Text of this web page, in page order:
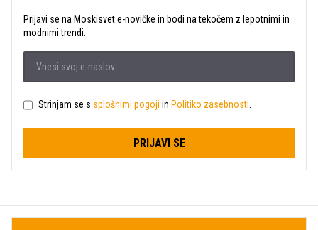
Prijavi se na Moskisvet e-novičke in bodi na tekočem z lepotnimi in
modnimi trendi.
Strinjam se s splošnimi pogoji in Politiko zasebnosti.
PRIJAVI SE